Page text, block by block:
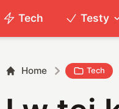
Tech Testy
Home Tech